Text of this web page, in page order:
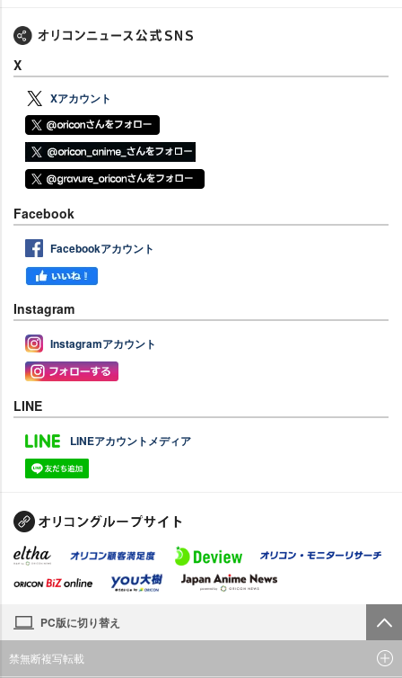
X
Xアカウント
Facebook
Facebookアカウント
Instagram
Instagramアカウント
LINE
LINEアカウントメディア
PC版に切り替え
禁無断複写転載